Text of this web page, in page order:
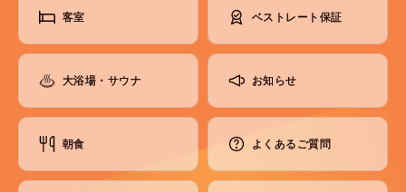
客室
大浴場・サウナ
朝食
ベストレート保証
お知らせ
よくあるご質問